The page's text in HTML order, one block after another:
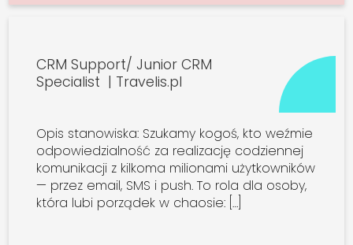
CRM Support/ Junior CRM
Specialist | Travelis.pl
Opis stanowiska: Szukamy kogoś, kto weźmie
odpowiedzialność za realizację codziennej
komunikacji z kilkoma milionami użytkowników
— przez email, SMS i push. To rola dla osoby,
która lubi porządek w chaosie: […]